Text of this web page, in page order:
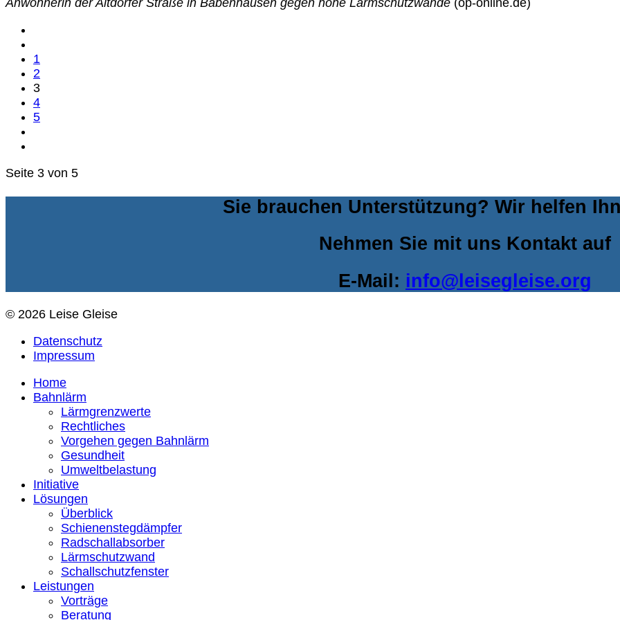
Anwohnerin der Altdörfer Straße in Babenhausen gegen hohe Lärmschutzwände (op-online.de)
1
2
3
4
5
Seite 3 von 5
Sie brauchen Unterstützung? Wir helfen
Nehmen Sie mit uns Kontakt auf
E-Mail: info@leisegleise.org
© 2026 Leise Gleise
Datenschutz
Impressum
Home
Bahnlärm
Lärmgrenzwerte
Rechtliches
Vorgehen gegen Bahnlärm
Gesundheit
Umweltbelastung
Initiative
Lösungen
Überblick
Schienenstegdämpfer
Radschallabsorber
Lärmschutzwand
Schallschutzfenster
Leistungen
Vorträge
Beratung